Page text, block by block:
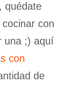
quédate
con
una ;) aquí
con
de